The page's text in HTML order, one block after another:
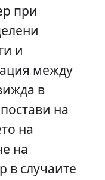
при
и
между
в
на
на
на
в случаите